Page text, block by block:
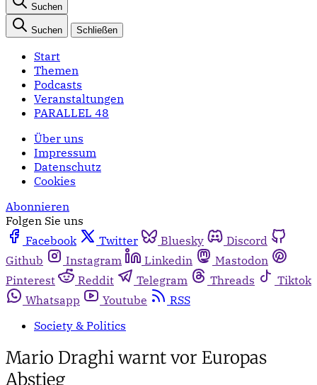
Suchen
Suchen Schließen
Start
Themen
Podcasts
Veranstaltungen
PARALLEL 48
Über uns
Impressum
Datenschutz
Cookies
Abonnieren
Folgen Sie uns
Facebook
Twitter Bluesky
Discord
Github
Instagram Linkedin
Mastodon
Pinterest
Reddit Telegram Threads
Tiktok
Whatsapp
Youtube
RSS
Society & Politics
Mario Draghi warnt vor Europas
Abstieg